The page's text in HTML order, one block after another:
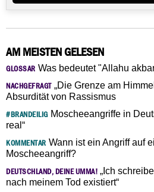
AM MEISTEN GELESEN
GLOSSAR Was bedeutet "Allahu
NACHGEFRAGT„Die Grenze am
Absurdität von Rassismus
#BRANDEILIGMoscheeangriffe in
real“
KOMMENTAR Wann ist ein Angriff auf
Moscheeangriff?
DEUTSCHLAND, DEINE UMMA! „Ich
nach meinem Tod existiert“